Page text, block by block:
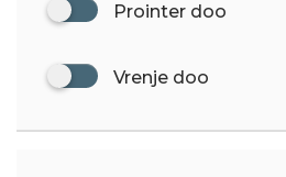
Prointer doo
Vrenje doo